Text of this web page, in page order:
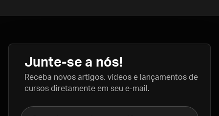
Junte-se a nós!
Receba novos artigos, vídeos e lançamentos de
cursos diretamente em seu e-mail.
Nome completo